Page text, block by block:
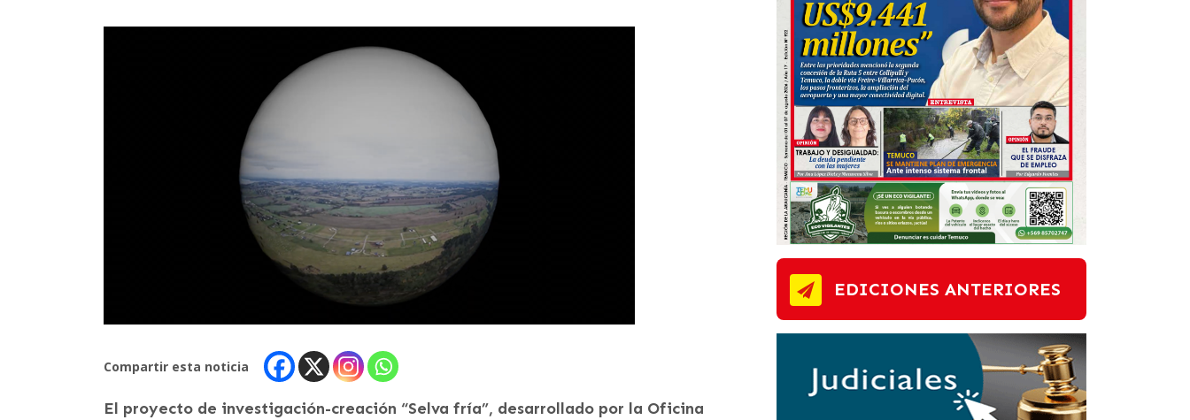
Compartir esta noticia
El proyecto de investigación-creación “Selva fría”, desarrollado por la Oficina
EDICIONES ANTERIORES